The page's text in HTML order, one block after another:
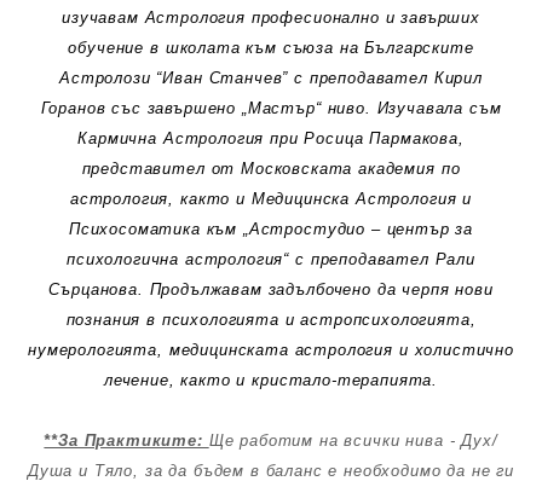
изучавам Астрология професионално и завърших
обучение в школата към съюза на Българските
Астролози “Иван Станчев” с преподавател Кирил
Горанов със завършено „Мастър“ ниво. Изучавала съм
Кармична Астрология при Росица Пармакова,
представител от Московската академия по
астрология, както и Медицинска Астрология и
Психосоматика към „Астростудио – център за
психологична астрология“ с преподавател Рали
Сърцанова. Продължавам задълбочено да черпя нови
познания в психологията и астропсихологията,
нумерoлогията, медицинската астрология и холистично
лечение, както и кристало-терапията.
**За Практиките: Ще работим на всички нива - Дух/
Душа и Тяло, за да бъдем в баланс е необходимо да не ги